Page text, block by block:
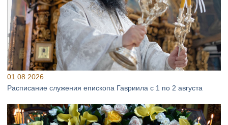
01.08.2026
Расписание служения епископа Гавриила с 1 по 2 августа